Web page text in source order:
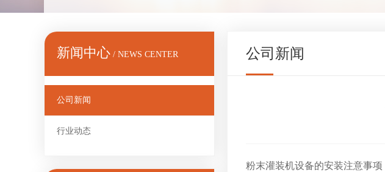
新闻中心 / NEWS CENTER
公司新闻
行业动态
公司新闻
粉末灌装机设备的安装注意事项